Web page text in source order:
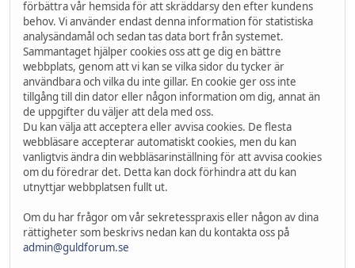
förbättra vår hemsida för att skräddarsy den efter kundens
behov. Vi använder endast denna information för statistiska
analysändamål och sedan tas data bort från systemet.
Sammantaget hjälper cookies oss att ge dig en bättre
webbplats, genom att vi kan se vilka sidor du tycker är
användbara och vilka du inte gillar. En cookie ger oss inte
tillgång till din dator eller någon information om dig, annat än
de uppgifter du väljer att dela med oss.
Du kan välja att acceptera eller avvisa cookies. De flesta
webbläsare accepterar automatiskt cookies, men du kan
vanligtvis ändra din webbläsarinställning för att avvisa cookies
om du föredrar det. Detta kan dock förhindra att du kan
utnyttjar webbplatsen fullt ut.
Om du har frågor om vår sekretesspraxis eller någon av dina
rättigheter som beskrivs nedan kan du kontakta oss på
admin@guldforum.se